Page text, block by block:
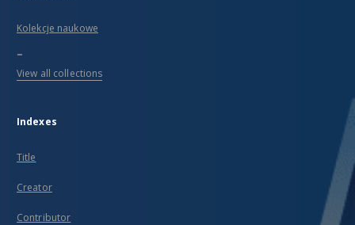
Kolekcje naukowe
...
View all collections
Indexes
Title
Creator
Contributor